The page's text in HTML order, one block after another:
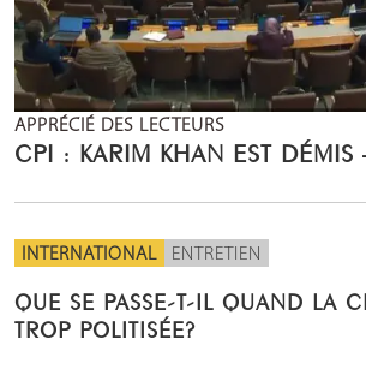
APPRÉCIÉ DES LECTEURS
CPI : KARIM KHAN EST DÉMIS
INTERNATIONAL ENTRETIEN
QUE SE PASSE-T-IL QUAND LA
TROP POLITISÉE?